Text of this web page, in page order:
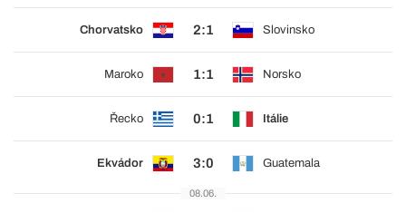
Chorvatsko 2:1 Slovinsko
Maroko 1:1 Norsko
Řecko 0:1 Itálie
Ekvádor 3:0 Guatemala
08.06.